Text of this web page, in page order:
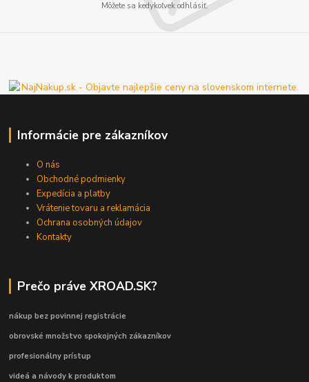
Môžete sa kedykoľvek odhlásiť.
Informácie pre zákazníkov
O nás
Obchodné podmienky
Expedícia a platby
Vrátenie tovaru a reklamácia
Ochrana osobných údajov
Kontakty
Prečo práve XROAD.SK?
nákup bez povinnej registrácie
obrovské množstvo spokojných zákazníkov
profesionálny prístup
videá a návody k produktom